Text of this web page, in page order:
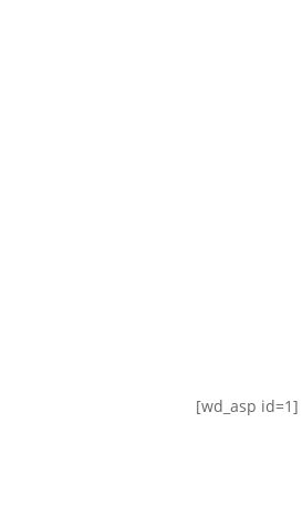
[wd_asp id=1]